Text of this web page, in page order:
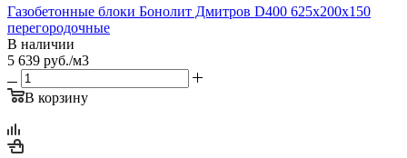
Газобетонные блоки Бонолит Дмитров D400 625х200х150
перегородочные
В наличии
5 639 руб./м3
В корзину